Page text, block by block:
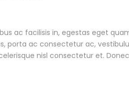
ac facilisis in, egestas eget
porta ac consectetur ac,
nisl consectetur et.